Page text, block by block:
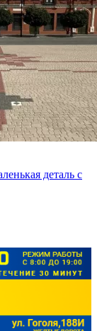
деталь с